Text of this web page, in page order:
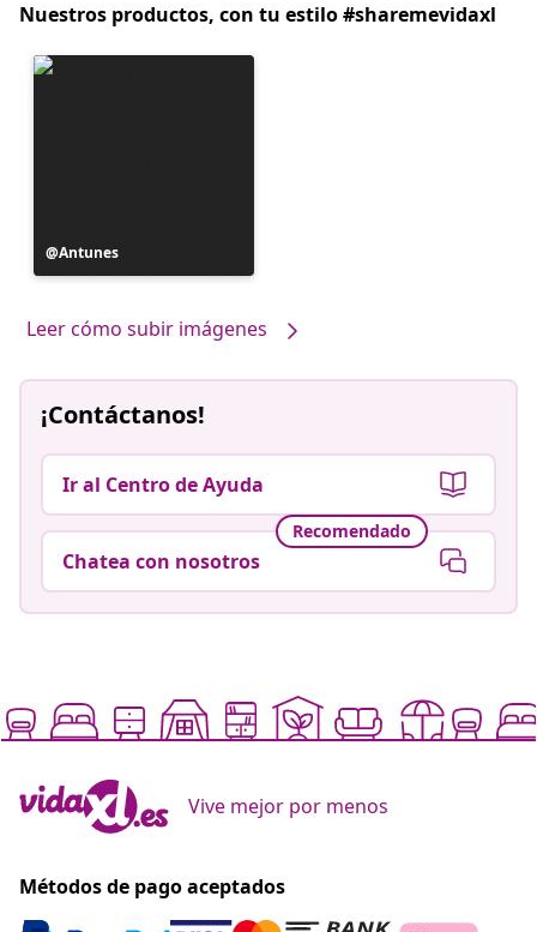
Nuestros productos, con tu estilo #sharemevidaxl
Publicación
realizada
Antunes
Leer cómo subir imágenes
¡Contáctanos!
Ir al Centro de Ayuda
Recomendado
Chatea con nosotros
Vive mejor por menos
Métodos de pago aceptados